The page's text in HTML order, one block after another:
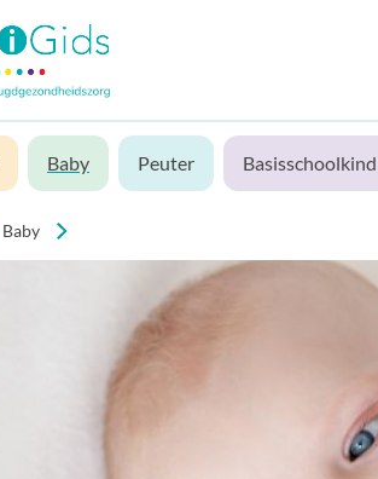
Baby Peuter Basisschoolkind
Baby